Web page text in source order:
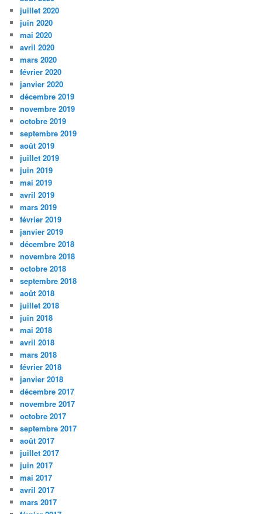
juillet 2020
juin 2020
mai 2020
avril 2020
mars 2020
février 2020
janvier 2020
décembre 2019
novembre 2019
octobre 2019
septembre 2019
août 2019
juillet 2019
juin 2019
mai 2019
avril 2019
mars 2019
février 2019
janvier 2019
décembre 2018
novembre 2018
octobre 2018
septembre 2018
août 2018
juillet 2018
juin 2018
mai 2018
avril 2018
mars 2018
février 2018
janvier 2018
décembre 2017
novembre 2017
octobre 2017
septembre 2017
août 2017
juillet 2017
juin 2017
mai 2017
avril 2017
mars 2017